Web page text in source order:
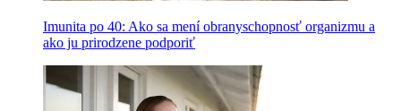
Imunita po 40: Ako sa mení obranyschopnosť organizmu a
ako ju prirodzene podporiť